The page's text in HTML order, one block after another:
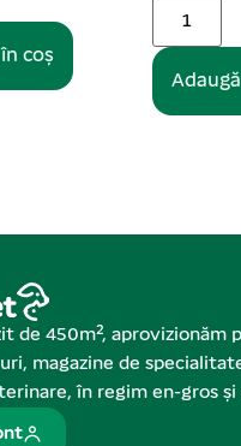
de 450m², aprovizionăm
magazine de
în regim en-gros și